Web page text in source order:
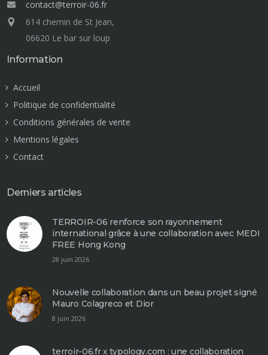
contact@terroir-06.fr
614 chemin de St Jean,
06620 Le bar sur loup
Information
Accueil
Politique de confidentialité
Conditions générales de vente
Mentions légales
Contact
Derniers articles
TERROIR-06 renforce son rayonnement
international grâce à une collaboration avec MEDI
FREE Hong Kong
28 juin 2026
Nouvelle collaboration dans un beau projet signé
Mauro Colagreco et Dior
8 juin 2026